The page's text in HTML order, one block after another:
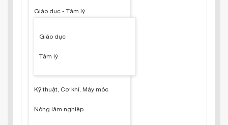
Giáo dục - Tâm lý
Giáo dục
Tâm lý
Kỹ thuật, Cơ khí, Máy móc
Nông lâm nghiệp